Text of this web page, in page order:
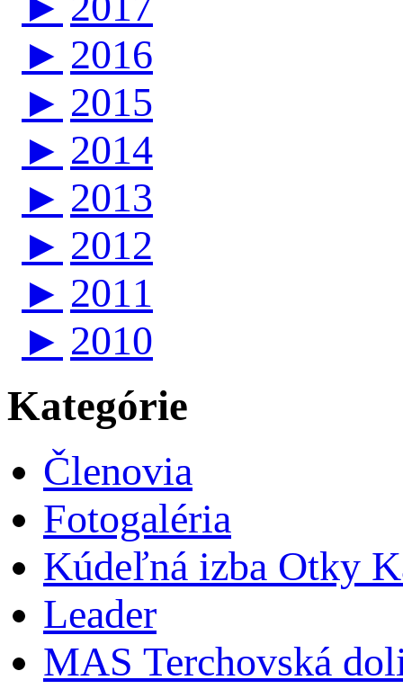
► 2016
► 2015
► 2014
► 2013
► 2012
► 2011
► 2010
Kategórie
Členovia
Fotogaléria
Kúdeľná izba Otky
Leader
MAS Terchovská